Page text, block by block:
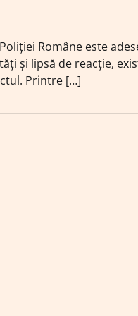
Române este
și lipsă de reacție,
Printre […]